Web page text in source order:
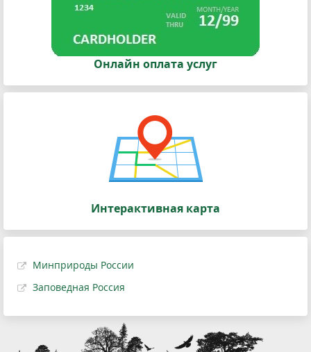
Онлайн оплата услуг
Интерактивная карта
Минприроды России
Заповедная Россия